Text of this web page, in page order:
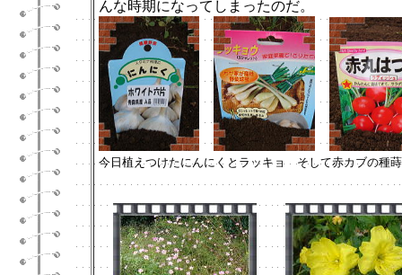
んな時期になってしまったのだ。
今日植えつけたにんにくとラッキョ そして赤カブの種